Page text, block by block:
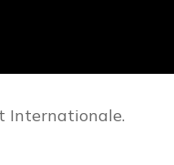
Internationale.